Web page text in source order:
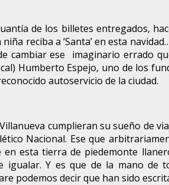
de los billetes entregados,
reciba a ‘Santa’ en esta
cambiar ese imaginario errado
Humberto Espejo, uno de los
autoservicio de la ciudad.
cumplieran su sueño de
Nacional. Ese que
esta tierra de piedemonte
Y es que de la mano de
podemos decir que han sido